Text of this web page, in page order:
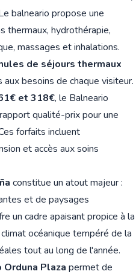
balneario propose une
thermaux, hydrothérapie,
massages et inhalations.
de séjours thermaux
besoins de chaque visiteur.
et 318€, le Balneario
qualité-prix pour une
forfaits incluent
et accès aux soins
constitue un atout majeur :
et de paysages
un cadre apaisant propice à la
océanique tempéré de la
tout au long de l'année.
Orduna Plaza permet de